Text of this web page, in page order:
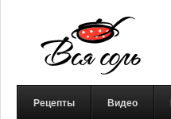
Рецепты Видео